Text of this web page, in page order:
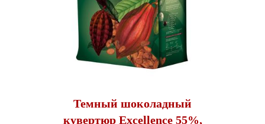
Темный шоколадный
кувертюр Excellence 55%,